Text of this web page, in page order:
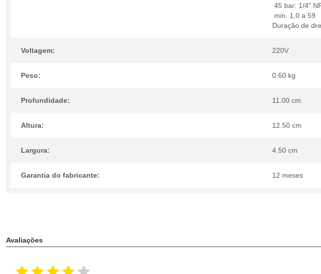
45 bar: 1/4"
min. 1,0 a 59
Duração de
Voltagem: 220V
Peso: 0.60 kg
Profundidade: 11.00 cm
Altura: 12.50 cm
Largura: 4.50 cm
Garantia do fabricante: 12 meses
Avaliações